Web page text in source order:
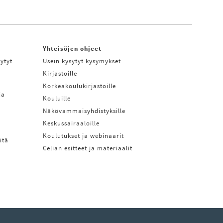
Yhteisöjen ohjeet
Usein kysytyt kysymykset
Kirjastoille
Korkeakoulukirjastoille
Kouluille
Näkövammaisyhdistyksille
Keskussairaaloille
Koulutukset ja webinaarit
Celian esitteet ja materiaalit